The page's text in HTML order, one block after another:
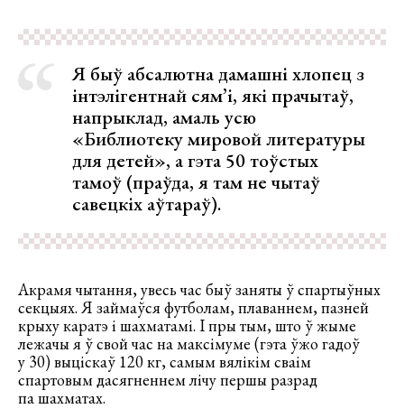
Я быў абсалютна дамашні хлопец з
інтэлігентнай сям’і, які прачытаў,
напрыклад, амаль усю
«Библиотеку мировой литературы
для детей», а гэта 50 тоўстых
тамоў (праўда, я там не чытаў
савецкіх аўтараў).
Акрамя чытання, увесь час быў заняты ў спартыўных
секцыях. Я займаўся футболам, плаваннем, пазней
крыху каратэ і шахматамі. І пры тым, што ў жыме
лежачы я ў свой час на максімуме (гэта ўжо гадоў
у 30) выціскаў 120 кг, самым вялікім сваім
спартовым дасягненнем лічу першы разрад
па шахматах.